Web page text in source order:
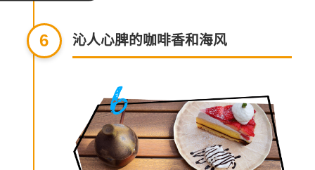
6 沁人心脾的咖啡香和海风